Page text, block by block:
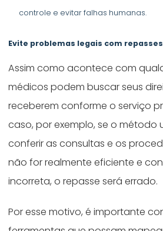
controle e evitar falhas humanas.
Evite problemas legais com
Assim como acontece com
médicos podem buscar seus
receberem conforme o serviço
caso, por exemplo, se o método
conferir as consultas e os
não for realmente eficiente e
incorreta, o repasse será errado.
Por esse motivo, é importante